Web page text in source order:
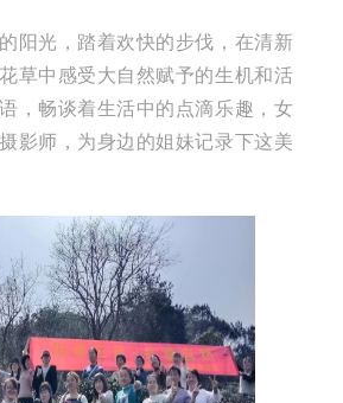
阳光，踏着欢快的步伐，在清新
草中感受大自然赋予的生机和活
，畅谈着生活中的点滴乐趣，女
影师，为身边的姐妹记录下这美